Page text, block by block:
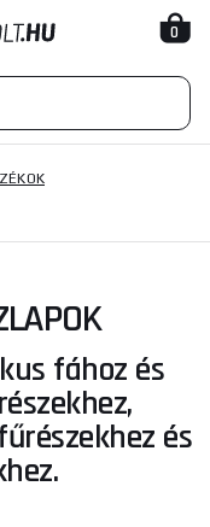
0
fához és
és